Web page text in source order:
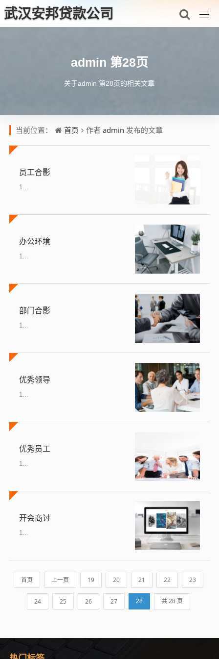
武汉安邦贷款公司
admin 第28页
关于admin 第28页的相关文章
当前位置： 首页 作者admin 发布的文章
员工合影
1...
办公环境
1...
部门合影
1...
优秀领导
1...
优秀员工
1...
开会商讨
1...
首页 上一页 19 20 21 22 23
24 25 26 27 28 共 28 页